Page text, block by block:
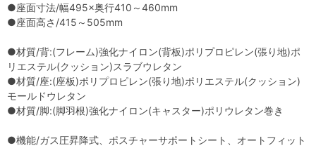
●座面寸法/幅495×奥行410～460mm
●座面高さ/415～505mm
●材質/背:(フレーム)強化ナイロン(背板)ポリプロピレン(張り地)ポ
リエステル(クッション)スラブウレタン
●材質/座:(座板)ポリプロピレン(張り地)ポリエステル(クッション)
モールドウレタン
●材質/脚:(脚羽根)強化ナイロン(キャスター)ポリウレタン巻き
●機能/ガス圧昇降式、ポスチャーサポートシート、オートフィット